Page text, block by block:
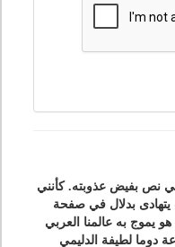
نص بفيض عذوبته. كأنني
بدلال في صفحة
يموج به عالمنا العربي
دوما لطيفة الدليمي